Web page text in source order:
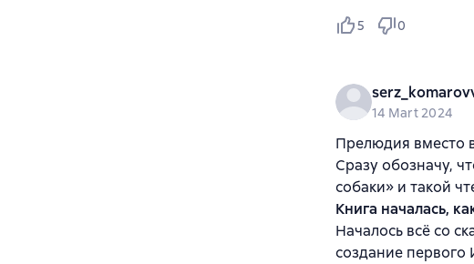
5 0
14 Mart 2024
Прелюдия вместо
Сразу обозначу,
собаки» и такой
Книга началась,
Началось всё со
создание первого